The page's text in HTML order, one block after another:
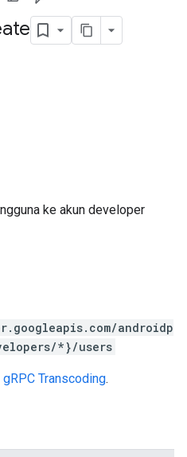
ke akun developer
androidp
*}/users
gRPC Transcoding.